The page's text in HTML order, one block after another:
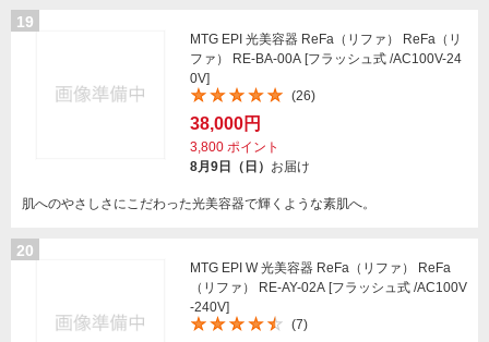
19
MTG EPI 光美容器 ReFa（リファ） ReFa（リ
ファ） RE-BA-00A [フラッシュ式 /AC100V-24
0V]
(26)
38,000円
3,800 ポイント
8月9日（日） お届け
肌へのやさしさにこだわった光美容器で輝くような素肌へ。
20
MTG EPI W 光美容器 ReFa（リファ） ReFa
（リファ） RE-AY-02A [フラッシュ式 /AC100V
-240V]
(7)